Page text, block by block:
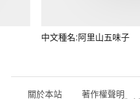
中文種名:阿里山五味子
關於本站 著作權聲明